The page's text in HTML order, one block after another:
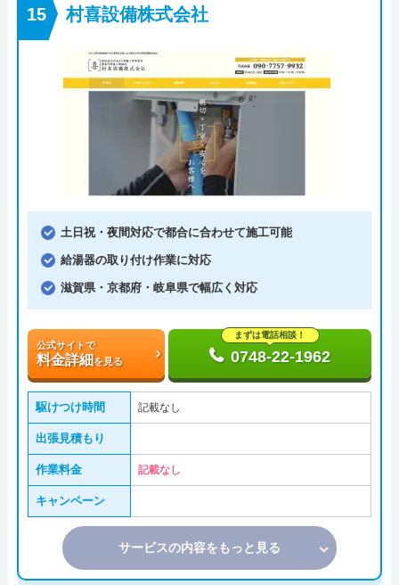
村喜設備株式会社
土日祝・夜間対応で都合に合わせて施工可能
給湯器の取り付け作業に対応
滋賀県・京都府・岐阜県で幅広く対応
公式サイトで
料金詳細を見る
まずは電話相談！
0748-22-1962
駆けつけ時間 記載なし
出張見積もり
作業料金 記載なし
キャンペーン
サービスの内容をもっと見る